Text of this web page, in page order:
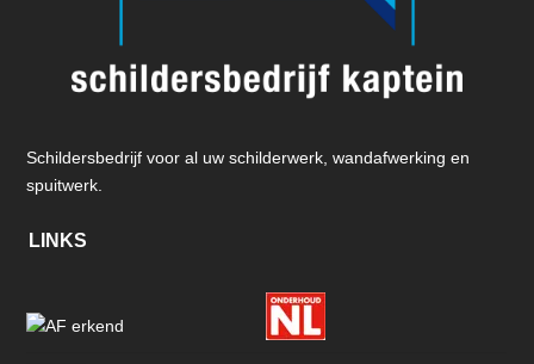
Schildersbedrijf voor al uw schilderwerk, wandafwerking en
spuitwerk.
LINKS